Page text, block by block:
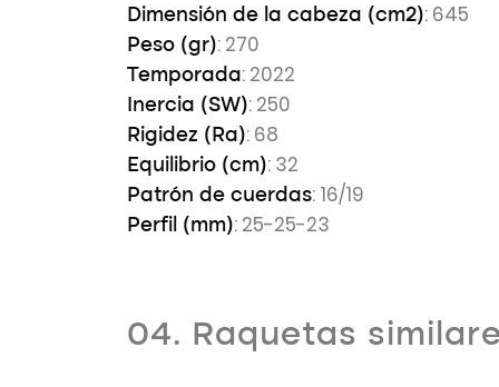
Dimensión de la cabeza (cm2): 645
Peso (gr): 270
Temporada: 2022
Inercia (SW): 250
Rigidez (Ra): 68
Equilibrio (cm): 32
Patrón de cuerdas: 16/19
Perfil (mm): 25-25-23
04. Raquetas